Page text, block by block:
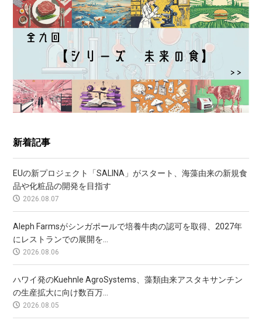
新着記事
EUの新プロジェクト「SALINA」がスタート、海藻由来の新規食
品や化粧品の開発を目指す
2026.08.07
Aleph Farmsがシンガポールで培養牛肉の認可を取得、2027年
にレストランでの展開を...
2026.08.06
ハワイ発のKuehnle AgroSystems、藻類由来アスタキサンチン
の生産拡大に向け数百万...
2026.08.05